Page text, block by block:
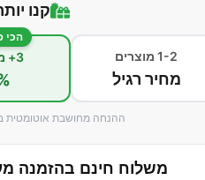
קנו
1-2 מוצרים
מחיר רגיל
הכי
3+ מוצרים
ההנחה מחושבת אוטומטית
משלוח חינם בהזמנה מעל